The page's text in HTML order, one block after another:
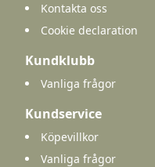
Kontakta oss
Cookie declaration
Kundklubb
Vanliga frågor
Kundservice
Köpevillkor
Vanliga frågor